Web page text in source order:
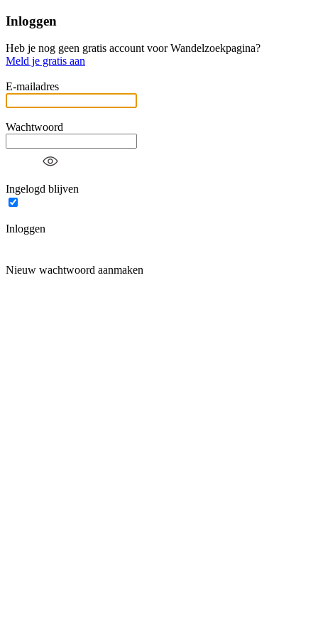
Inloggen
Heb je nog geen gratis account voor Wandelzoekpagina?
Meld je gratis aan
E-mailadres
Wachtwoord
Ingelogd blijven
Inloggen
Nieuw wachtwoord aanmaken